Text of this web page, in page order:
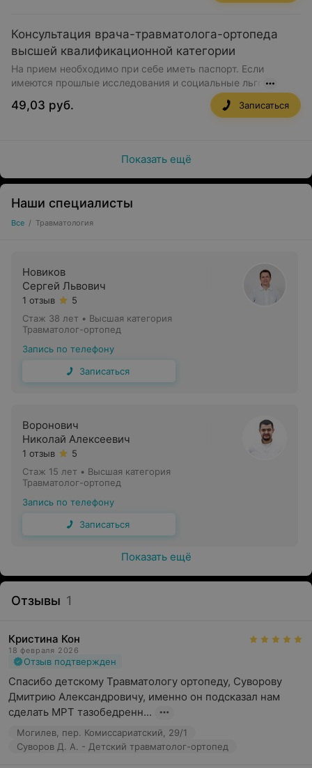
Консультация врача-травматолога-ортопеда
высшей квалификационной категории
На прием необходимо при себе иметь паспорт. Если
имеются прошлые исследования и социальные льго
49,03 руб. Записаться
Показать ещё
Наши специалисты
Все / Травматология
Новиков
Сергей Львович
1 отзыв
5
Стаж 38 лет • Высшая категория
Травматолог-ортопед
Запись по телефону
Записаться
Воронович
Николай Алексеевич
1 отзыв
5
Стаж 15 лет • Высшая категория
Травматолог-ортопед
Запись по телефону
Записаться
Показать ещё
Отзывы 1
Кристина Кон
18 февраля 2026
Отзыв подтвержден
Спасибо детскому Травматологу ортопеду, Суворову
Дмитрию Александровичу, именно он подсказал нам
сделать МРТ тазобедренн...
Могилев, пер. Комиссариатский, 29/1
Суворов Д. А. - Детский травматолог-ортопед